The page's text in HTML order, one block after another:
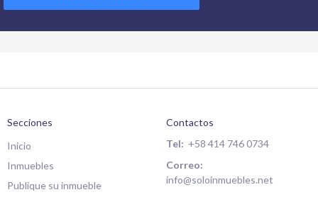
Secciones
Inicio
Inmuebles
Publique su inmueble
Contactos
Tel: +58 414 746 0734
Correo:
info@soloinmuebles.net